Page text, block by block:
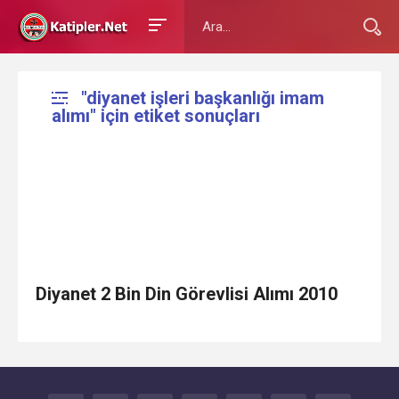
"diyanet işleri başkanlığı imam
alımı" için etiket sonuçları
Diyanet 2 Bin Din Görevlisi Alımı 2010